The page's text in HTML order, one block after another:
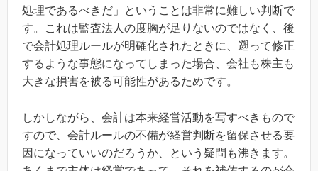
処理であるべきだ」ということは非常に難しい判断で
す。これは監査法人の度胸が足りないのではなく、後
で会計処理ルールが明確化されたときに、遡って修正
するような事態になってしまった場合、会社も株主も
大きな損害を被る可能性があるためです。
しかしながら、会計は本来経営活動を写すべきもので
すので、会計ルールの不備が経営判断を留保させる要
因になっていいのだろうか、という疑問も沸きます。